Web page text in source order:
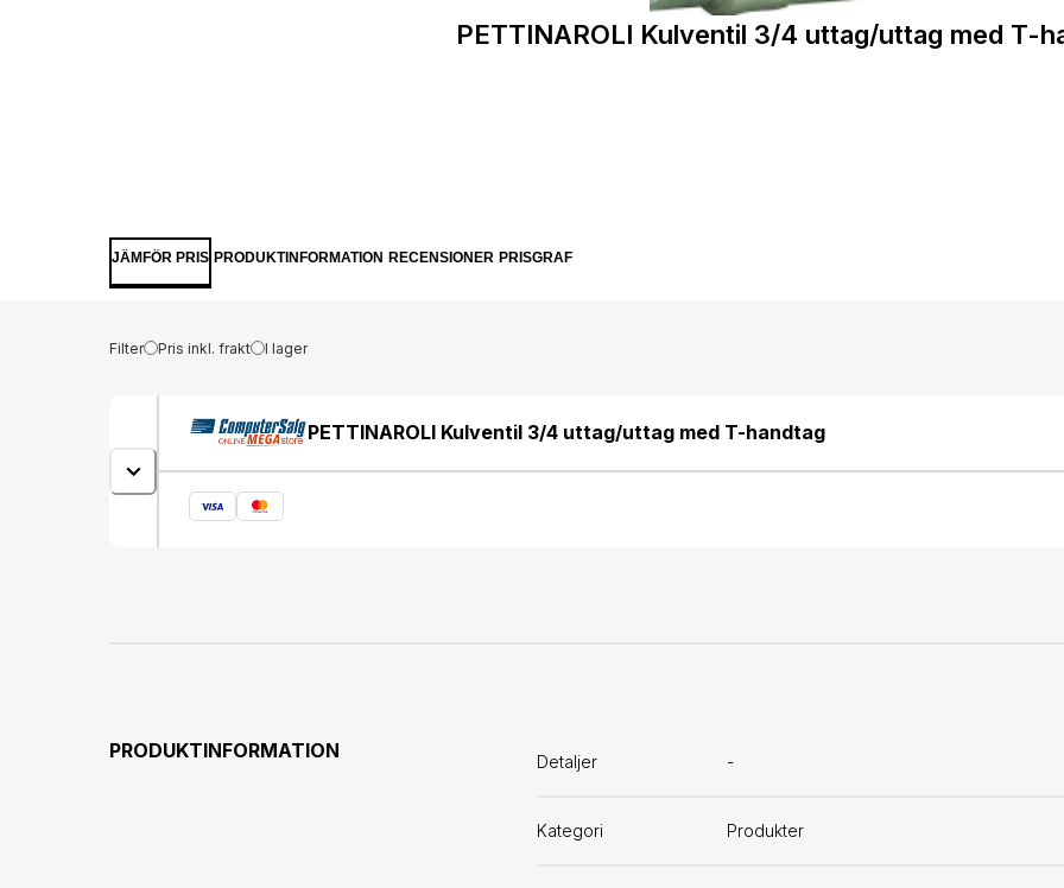
PETTINAROLI Kulventil 3/4 uttag/uttag med T-
JÄMFÖR PRIS PRODUKTINFORMATION RECENSIONER PRISGRAF
Filter Pris inkl. frakt I lager
PETTINAROLI Kulventil 3/4 uttag/uttag med T-handtag
PRODUKTINFORMATION
Detaljer -
Kategori Produkter